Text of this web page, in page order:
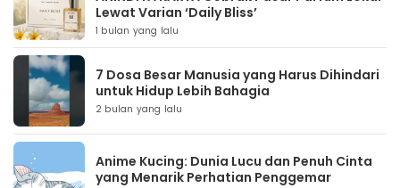
Lewat Varian ‘Daily Bliss’
1 bulan yang lalu
7 Dosa Besar Manusia yang Harus Dihindari
untuk Hidup Lebih Bahagia
2 bulan yang lalu
Anime Kucing: Dunia Lucu dan Penuh Cinta
yang Menarik Perhatian Penggemar